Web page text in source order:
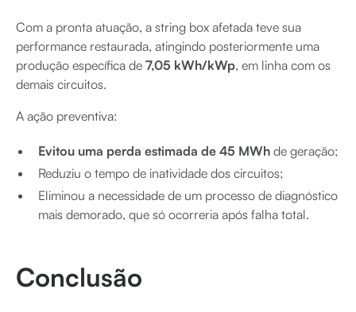
Com a pronta atuação, a string box afetada teve sua
performance restaurada, atingindo posteriormente uma
produção específica de 7,05 kWh/kWp, em linha com os
demais circuitos.
A ação preventiva:
Evitou uma perda estimada de 45 MWh de geração;
Reduziu o tempo de inatividade dos circuitos;
Eliminou a necessidade de um processo de diagnóstico
mais demorado, que só ocorreria após falha total.
Conclusão